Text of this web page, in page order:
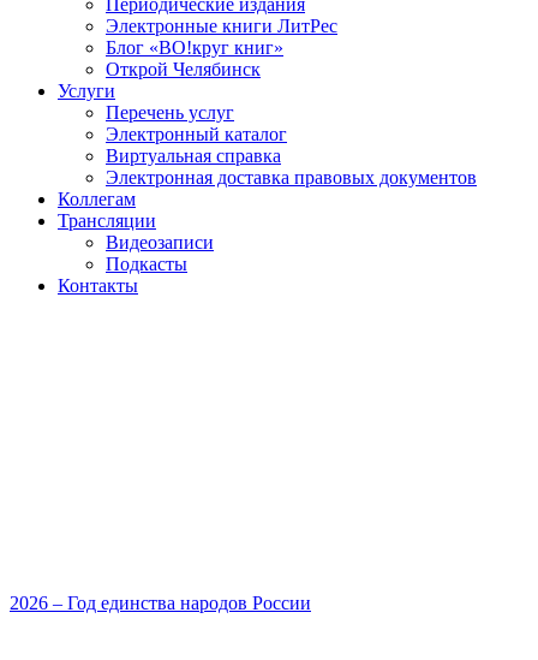
Периодические издания
Электронные книги ЛитРес
Блог «ВО!круг книг»
Открой Челябинск
Услуги
Перечень услуг
Электронный каталог
Виртуальная справка
Электронная доставка правовых документов
Коллегам
Трансляции
Видеозаписи
Подкасты
Контакты
2026 – Год единства народов России